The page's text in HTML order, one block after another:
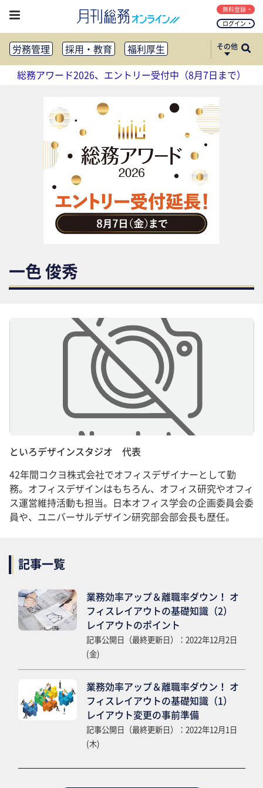
ログイン
無料登録
労務管理 採用・教育
福利厚生
健康経営
働き方改革
法務・コンプライアンス
リスクマネジメント・BCP
社外・社内広報
社外・社内コミュニケーション活性化
FM・オフィス移転
CSR・SDGs
テクノロジー活用・DX
助成金・補助金・コスト削減
アウトソーシング・BPO
調査・レポート
その他
総務アワード2026、エントリー受付中（8月7日まで）
一色 俊秀
といろデザインスタジオ 代表
42年間コクヨ株式会社でオフィスデザイナーとして勤
務。オフィスデザインはもちろん、オフィス研究やオフィ
ス運営維持活動も担当。日本オフィス学会の企画委員会委
員や、ユニバーサルデザイン研究部会部会長も歴任。
記事一覧
業務効率アップ＆離職率ダウン！ オ
フィスレイアウトの基礎知識（2）
レイアウトのポイント
記事公開日（最終更新日）：2022年12月2日
(金)
業務効率アップ＆離職率ダウン！ オ
フィスレイアウトの基礎知識（1）
レイアウト変更の事前準備
記事公開日（最終更新日）：2022年12月1日
(木)